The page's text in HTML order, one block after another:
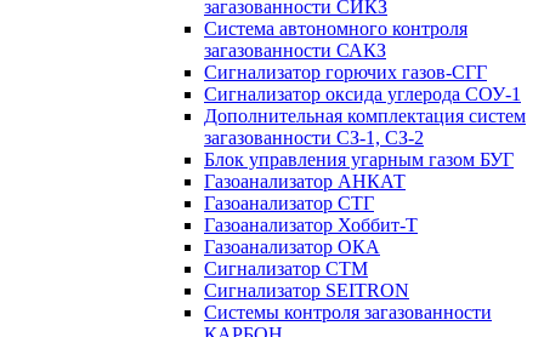
загазованности СИКЗ
Система автономного контроля
загазованности САКЗ
Сигнализатор горючих газов-СГГ
Сигнализатор оксида углерода СОУ-1
Дополнительная комплектация систем
загазованности СЗ-1, СЗ-2
Блок управления угарным газом БУГ
Газоанализатор АНКАТ
Газоанализатор СТГ
Газоанализатор Хоббит-Т
Газоанализатор ОКА
Сигнализатор СТМ
Сигнализатор SEITRON
Системы контроля загазованности